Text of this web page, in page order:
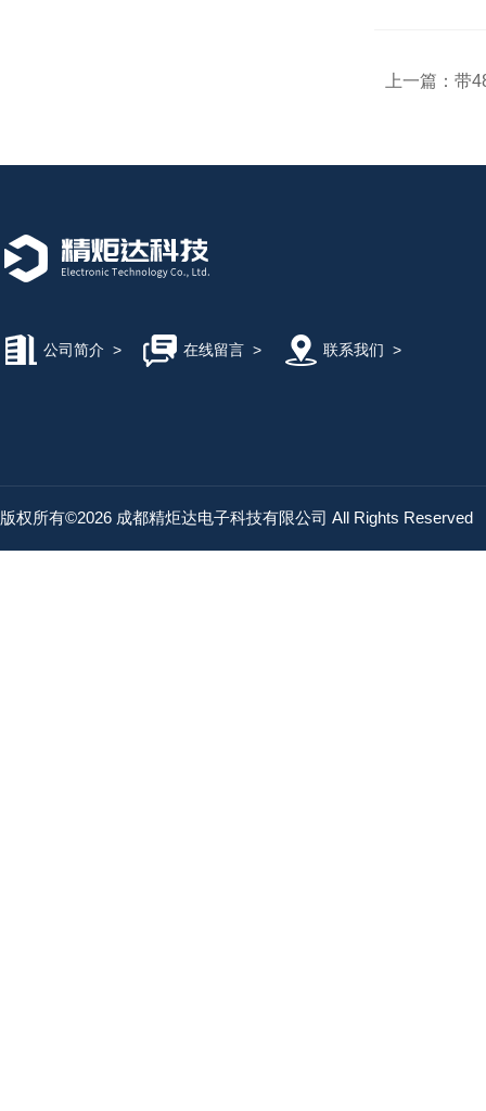
上一篇： 带
公司简介 > 在线留言> 联系我们 >
版权所有©2026 成都精炬达电子科技有限公司 All Rights Reserved